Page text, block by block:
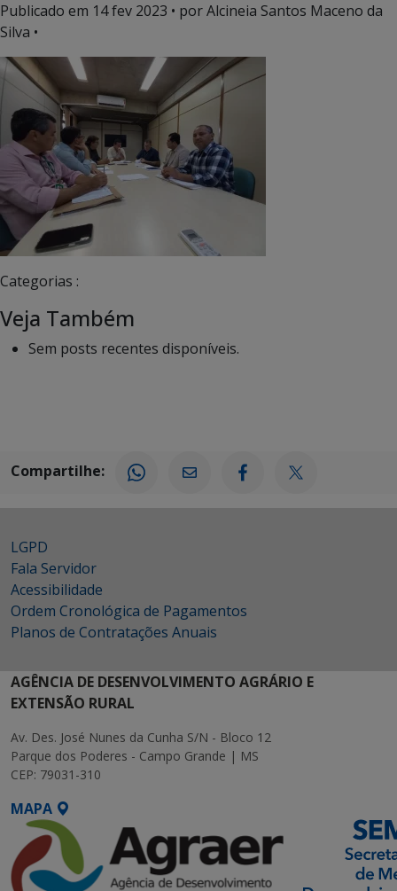
Publicado em 14 fev 2023 • por Alcineia Santos Maceno da
Silva •
Categorias :
Veja Também
Sem posts recentes disponíveis.
Compartilhe:
LGPD
Fala Servidor
Acessibilidade
Ordem Cronológica de Pagamentos
Planos de Contratações Anuais
AGÊNCIA DE DESENVOLVIMENTO AGRÁRIO E
EXTENSÃO RURAL
Av. Des. José Nunes da Cunha S/N - Bloco 12
Parque dos Poderes - Campo Grande | MS
CEP: 79031-310
MAPA